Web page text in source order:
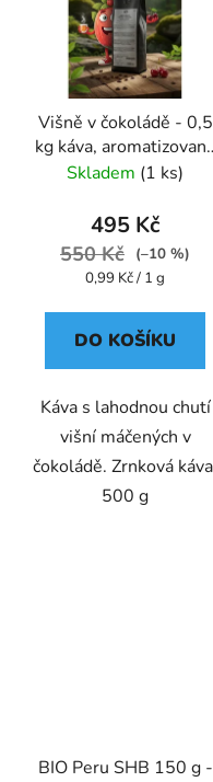
Višně v čokoládě - 0,5
kg káva, aromatizovaná
- Oxalis
Skladem (1 ks)
495 Kč
550 Kč
(–10 %)
Měrná
0,99 Kč / 1 g
DO KOŠÍKU
Káva s lahodnou chutí
višní máčených v
čokoládě. Zrnková
500 g
BIO Peru SHB 150 g -